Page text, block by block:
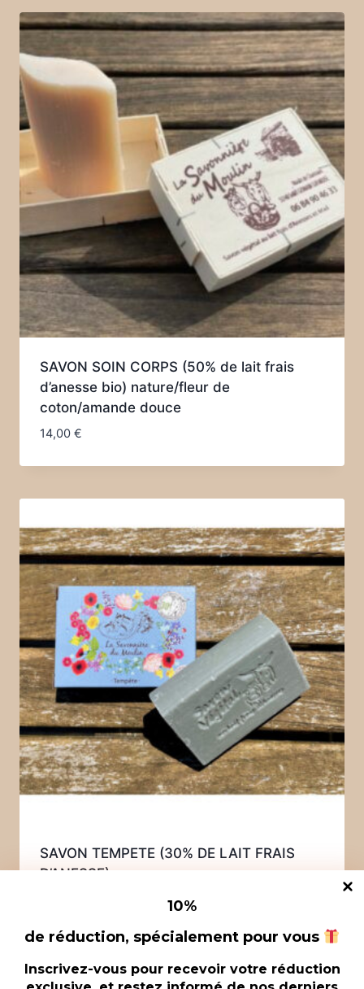
SAVON SOIN CORPS (50% de lait frais
d’anesse bio) nature/fleur de
coton/amande douce
14,00 €
SAVON TEMPETE (30% DE LAIT FRAIS
D’ANESSE)
10%
de réduction, spécialement pour vous
Inscrivez-vous pour recevoir votre réduction